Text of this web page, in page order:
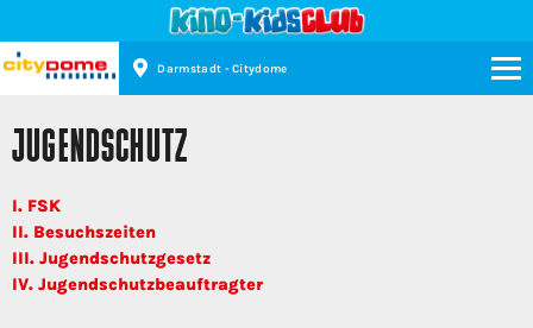
Darmstadt - Citydome
JUGENDSCHUTZ
I. FSK
II. Besuchszeiten
III. Jugendschutzgesetz
IV. Jugendschutzbeauftragter